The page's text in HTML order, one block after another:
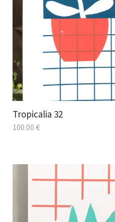
Tropicalia 32
100.00 €